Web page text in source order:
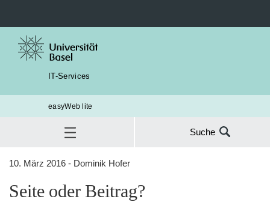
IT-Services
easyWeb lite
Suche
nach:
Beitrag
10. März 2016 - Dominik Hofer
Seite oder Beitrag?